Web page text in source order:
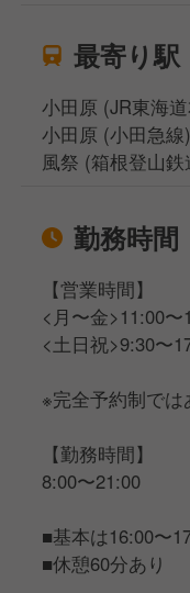
す。
社内資格認定制度
講料補助、さらに
援まで、料理人と
続けられる環境が
最寄り駅
小田原 (JR東海
小田原 (小田急線)
風祭 (箱根登山
勤務時間
【営業時間】
<月〜金>11:00〜
<土日祝>9:30〜
※完全予約制では
【勤務時間】
8:00〜21:00
■基本は16:00〜
■休憩60分あり